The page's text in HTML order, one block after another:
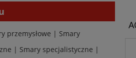
przemysłowe | Smary
| Smary specjalistyczne |